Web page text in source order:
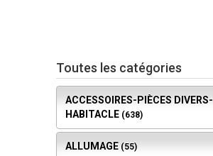
Toutes les catégories
ACCESSOIRES-PIÈCES DIVERS-
HABITACLE (638)
ALLUMAGE (55)